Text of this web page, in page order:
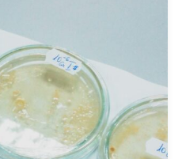
kuultavaksi […]